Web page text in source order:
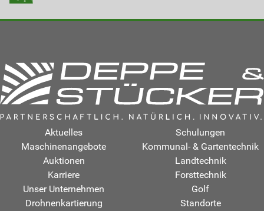
Aktuelles
Maschinenangebote
Auktionen
Karriere
Unser Unternehmen
Drohnenkartierung
Schulungen
Kommunal- & Gartentechnik
Landtechnik
Forsttechnik
Golf
Standorte